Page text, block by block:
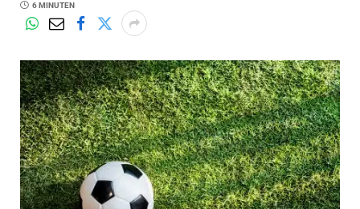
6 MINUTEN